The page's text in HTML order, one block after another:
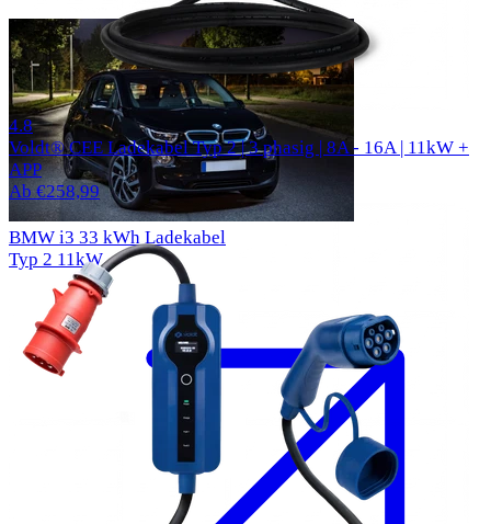
BMW i3 33 kWh Ladekabel
Typ 2 11kW
4.8305 Bewertungen
Voldt® CEE Ladekabel Typ 2 | 3 phasig | 8A - 16A | 11kW +
APP
Ab €258,99